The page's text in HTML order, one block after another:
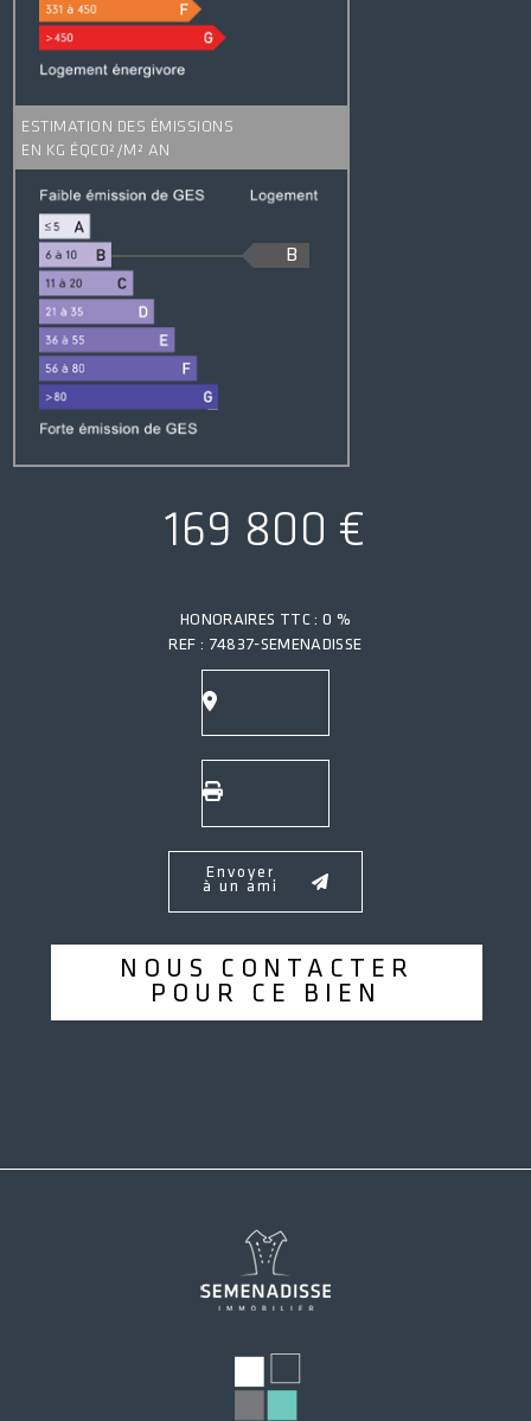
ESTIMATION DES ÉMISSIONS
EN KG ÉQC0²/M² AN
B
169 800 €
HONORAIRES TTC : 0 %
REF : 74837-SEMENADISSE
Envoyer
à un ami
NOUS CONTACTER
POUR CE BIEN